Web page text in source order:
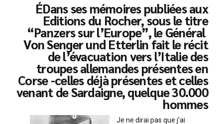
ÉDans ses mémoires publiées aux
Editions du Rocher, sous le titre
“Panzers sur l’Europe”, le Général
Von Senger und Etterlin fait le récit
de l’évacuation vers l’Italie des
troupes allemandes présentes en
Corse -celles déjà présentes et celles
venant de Sardaigne, quelque 30.000
hommes
Je ne dirai pas que j’ai